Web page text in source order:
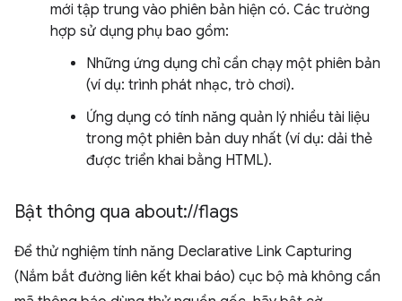
mới tập trung vào phiên bản hiện có. Các trường
hợp sử dụng phụ bao gồm:
Những ứng dụng chỉ cần chạy một phiên bản
(ví dụ: trình phát nhạc, trò chơi).
Ứng dụng có tính năng quản lý nhiều tài liệu
trong một phiên bản duy nhất (ví dụ: dải thẻ
được triển khai bằng HTML).
Bật thông qua about://flags
Để thử nghiệm tính năng Declarative Link Capturing
(Nắm bắt đường liên kết khai báo) cục bộ mà không cần